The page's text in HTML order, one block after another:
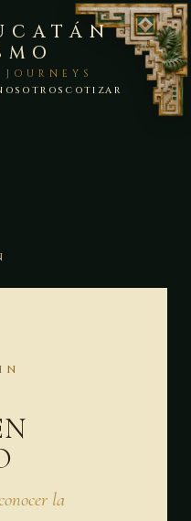
COTIZAR
la